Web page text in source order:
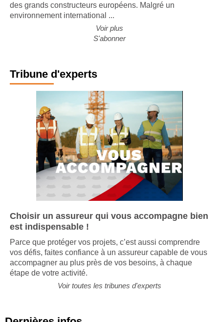
des grands constructeurs européens. Malgré un
environnement international ...
Voir plus
S'abonner
Tribune d'experts
Choisir un assureur qui vous accompagne bien
est indispensable !
Parce que protéger vos projets, c’est aussi comprendre
vos défis, faites confiance à un assureur capable de vous
accompagner au plus près de vos besoins, à chaque
étape de votre activité.
Voir toutes les tribunes d'experts